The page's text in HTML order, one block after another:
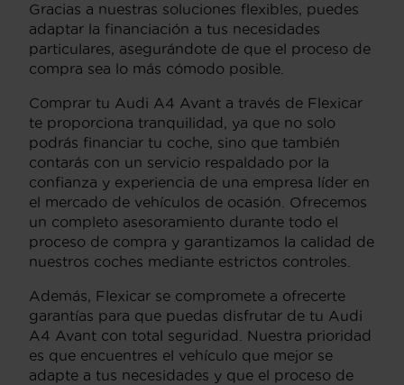
Gracias a nuestras soluciones flexibles, puedes
adaptar la financiación a tus necesidades
particulares, asegurándote de que el proceso de
compra sea lo más cómodo posible.
Comprar tu Audi A4 Avant a través de Flexicar
te proporciona tranquilidad, ya que no solo
podrás financiar tu coche, sino que también
contarás con un servicio respaldado por la
confianza y experiencia de una empresa líder en
el mercado de vehículos de ocasión. Ofrecemos
un completo asesoramiento durante todo el
proceso de compra y garantizamos la calidad de
nuestros coches mediante estrictos controles.
Además, Flexicar se compromete a ofrecerte
garantías para que puedas disfrutar de tu Audi
A4 Avant con total seguridad. Nuestra prioridad
es que encuentres el vehículo que mejor se
adapte a tus necesidades y que el proceso de